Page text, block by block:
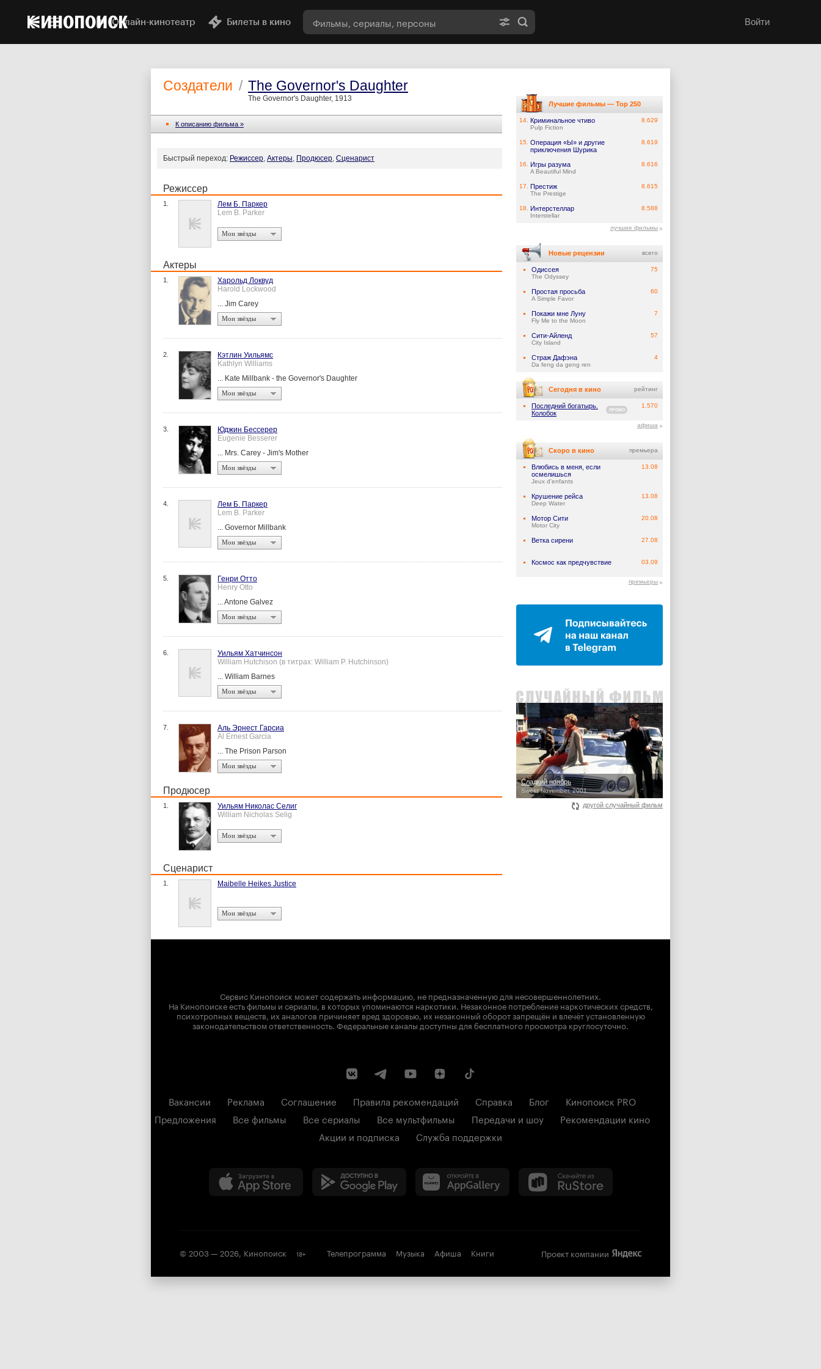
Онлайн-кинотеатр Билеты в кино Войти
Создатели / The Governor's Daughter
The Governor's Daughter, 1913
К описанию фильма »
Быстрый переход: Режиссер, Актеры, Продюсер, Сценарист
Режиссер
1.
Лем Б. Паркер
Lem B. Parker
Мои звёзды
Актеры
1.
Харольд Локвуд
Harold Lockwood
... Jim Carey
Мои звёзды
2.
Кэтлин Уильямс
Kathlyn Williams
... Kate Millbank - the Governor's Daughter
Мои звёзды
3.
Юджин Бессерер
Eugenie Besserer
... Mrs. Carey - Jim's Mother
Мои звёзды
4.
Лем Б. Паркер
Lem B. Parker
... Governor Millbank
Мои звёзды
5.
Генри Отто
Henry Otto
... Antone Galvez
Мои звёзды
6.
Уильям Хатчинсон
William Hutchison (в титрах: William P. Hutchinson)
... William Barnes
Мои звёзды
7.
Аль Эрнест Гарсиа
Al Ernest Garcia
... The Prison Parson
Мои звёзды
Продюсер
1.
Уильям Николас Селиг
William Nicholas Selig
Мои звёзды
Сценарист
1. Maibelle Heikes Justice
Мои звёзды
Лучшие фильмы — Top 250
14. Криминальное чтиво
Pulp Fiction
8.629
15. Операция «Ы» и другие
приключения Шурика
8.619
16. Игры разума
A Beautiful Mind
8.616
17. Престиж
The Prestige
8.615
18. Интерстеллар
Interstellar
8.588
лучшие фильмы
Новые рецензии всего
Одиссея
The Odyssey
75
Простая просьба
A Simple Favor
60
Покажи мне Луну
Fly Me to the Moon
7
Сити-Айленд
City Island
57
Страж Дафэна
Da feng da geng ren
4
Сегодня в кино рейтинг
Последний богатырь.
Колобок
ПРОМО
1.570
афиша
Скоро в кино премьера
Влюбись в меня, если
осмелишься
Jeux d'enfants
13.08
Крушение рейса
Deep Water
13.08
Мотор Сити
Motor City
20.08
Ветка сирени 27.08
Космос как предчувствие 03.09
премьеры
Сладкий ноябрь
Sweet November, 2001
другой случайный фильм
Сервис Кинопоиск может содержать информацию, не предназначенную для несовершеннолетних.
На Кинопоиске есть фильмы и сериалы, в которых упоминаются наркотики. Незаконное потребление наркотических средств,
психотропных веществ, их аналогов причиняет вред здоровью, их незаконный оборот запрещён и влечёт установленную
законодательством ответственность. Федеральные каналы доступны для бесплатного просмотра круглосуточно.
Вакансии Реклама Соглашение Правила рекомендаций Справка Блог
Кинопоиск PRO
Предложения
Все фильмы Все сериалы Все мультфильмы Передачи и шоу
Рекомендации кино
Акции и подписка
Служба поддержки
© 2003 — 2026, Кинопоиск 18+ Телепрограмма Музыка Афиша Книги Проект компании